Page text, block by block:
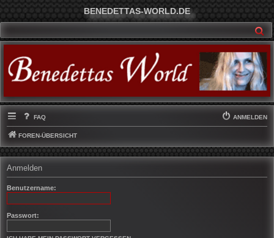
BENEDETTAS-WORLD.DE
FAQ ANMELDEN
FOREN-ÜBERSICHT
Anmelden
Benutzername:
Passwort: